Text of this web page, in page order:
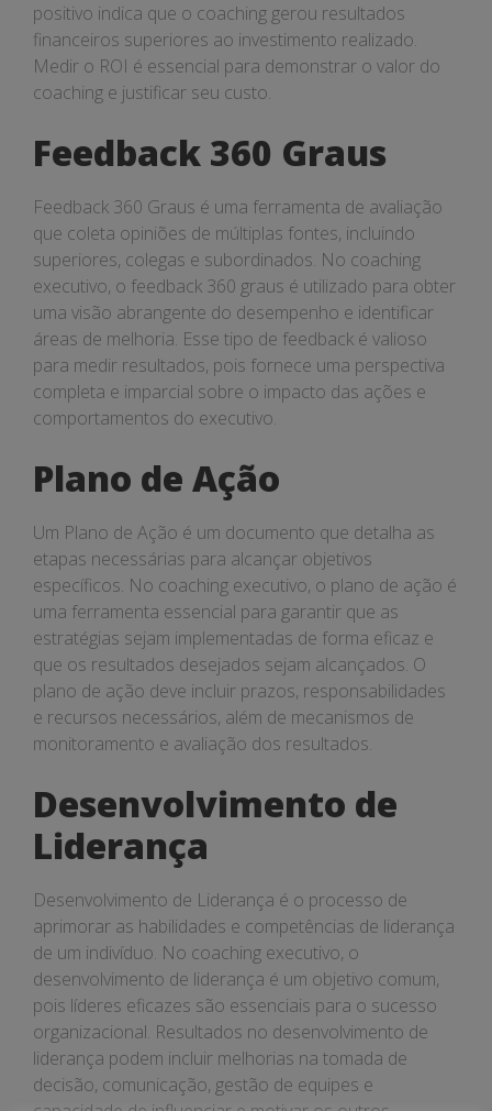
positivo indica que o coaching gerou resultados
financeiros superiores ao investimento realizado.
Medir o ROI é essencial para demonstrar o valor do
coaching e justificar seu custo.
Feedback 360 Graus
Feedback 360 Graus é uma ferramenta de avaliação
que coleta opiniões de múltiplas fontes, incluindo
superiores, colegas e subordinados. No coaching
executivo, o feedback 360 graus é utilizado para obter
uma visão abrangente do desempenho e identificar
áreas de melhoria. Esse tipo de feedback é valioso
para medir resultados, pois fornece uma perspectiva
completa e imparcial sobre o impacto das ações e
comportamentos do executivo.
Plano de Ação
Um Plano de Ação é um documento que detalha as
etapas necessárias para alcançar objetivos
específicos. No coaching executivo, o plano de ação é
uma ferramenta essencial para garantir que as
estratégias sejam implementadas de forma eficaz e
que os resultados desejados sejam alcançados. O
plano de ação deve incluir prazos, responsabilidades
e recursos necessários, além de mecanismos de
monitoramento e avaliação dos resultados.
Desenvolvimento de
Liderança
Desenvolvimento de Liderança é o processo de
aprimorar as habilidades e competências de liderança
de um indivíduo. No coaching executivo, o
desenvolvimento de liderança é um objetivo comum,
pois líderes eficazes são essenciais para o sucesso
organizacional. Resultados no desenvolvimento de
liderança podem incluir melhorias na tomada de
decisão, comunicação, gestão de equipes e